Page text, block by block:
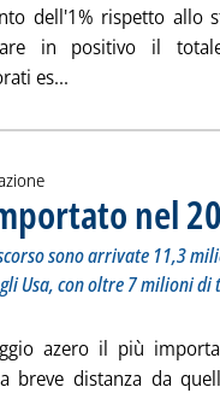
dell'1% rispetto allo
in positivo il
es...
nel
sono arrivate 11,3
Usa, con oltre 7 milioni
azero il più
breve distanza da